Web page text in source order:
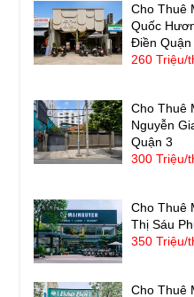
Cho Thuê
Quốc
Điền Quận
260 Triệu/
Cho Thuê
Nguyễn
Quận 3
300 Triệu/
Cho Thuê
Thị Sáu
350 Triệu/
Cho Thuê